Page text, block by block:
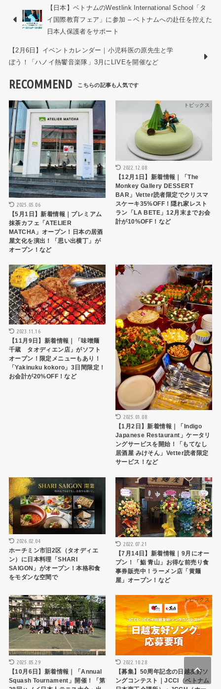
【日本】ベトナムのWestlink International School「タ
イ国際教育フェア」に参加 – ベトナムへの赴任を控えた
日本人保護者をサポート
【2月6日】イベントカレンダー｜小児科医の原先生と学
ぼう！「ハノイ熱饗音楽隊」3月にLIVEを開催など
RECOMMEND
トピックス
2025.05.06
【5月1日】新着情報｜プレミアム
抹茶カフェ「ATELIER
MATCHA」オープン！日本の居酒
屋文化を演出！「思い出横丁」が
オープン！など
トピックス
2022.12.08
【12月1日】新着情報｜「The
Monkey Gallery DESSERT
BAR」Vetter読者限定でクリスマ
スケーキ35%OFF！隠れ家レスト
ラン「LA BETE」12月末までお会
計が10%OFF！など
トピックス
2023.11.16
【11月9日】新着情報｜「味噌麺
千蔵 タオディエン店」がソフト
オープン！限定メニューもあり！
「Yakinuku kokoro」3日間限定！
お会計が20%OFF！など
トピックス
2025.01.08
【1月2日】新着情報｜「Indigo
Japanese Restaurant」ケータリ
ングサービスを開始！「もてなし
居酒屋 みけそん」Vetter読者限定
サービス！など
HCMCレストラン
2026.02.04
ホーチミン市旧2区（タオディエ
ン）に日本料理「SHARI
SAIGON」がオープン！本格和食
をモダンな空間で
トピックス
2022.07.21
【7月14日】新着情報｜9月にオー
プン！「鮨 青山」お得な前売り食
事券販売中！ラーメン店「黄麺
屋」オープン！など
トピックス
2025.05.29
【10月6日】新着情報｜「Annual
Squash Tournament」開催！「第
トピックス
2022.10.28
【募集】50周年記念の日越友好ソ
ングコンテスト｜JCCI（ベトナム